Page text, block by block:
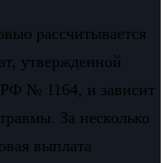
рассчитывается
утвержденной
РФ № 1164, и зависит
За несколько
выплата